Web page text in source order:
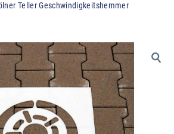
Teller Geschwindigkeitshemmer